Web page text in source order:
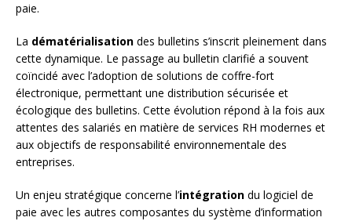
paie.
La dématérialisation des bulletins s’inscrit pleinement dans
cette dynamique. Le passage au bulletin clarifié a souvent
coïncidé avec l’adoption de solutions de coffre-fort
électronique, permettant une distribution sécurisée et
écologique des bulletins. Cette évolution répond à la fois aux
attentes des salariés en matière de services RH modernes et
aux objectifs de responsabilité environnementale des
entreprises.
Un enjeu stratégique concerne l’intégration du logiciel de
paie avec les autres composantes du système d’information